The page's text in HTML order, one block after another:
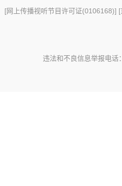
[网上传播视听节目许可证(0106168)] [
违法和不良信息举报电